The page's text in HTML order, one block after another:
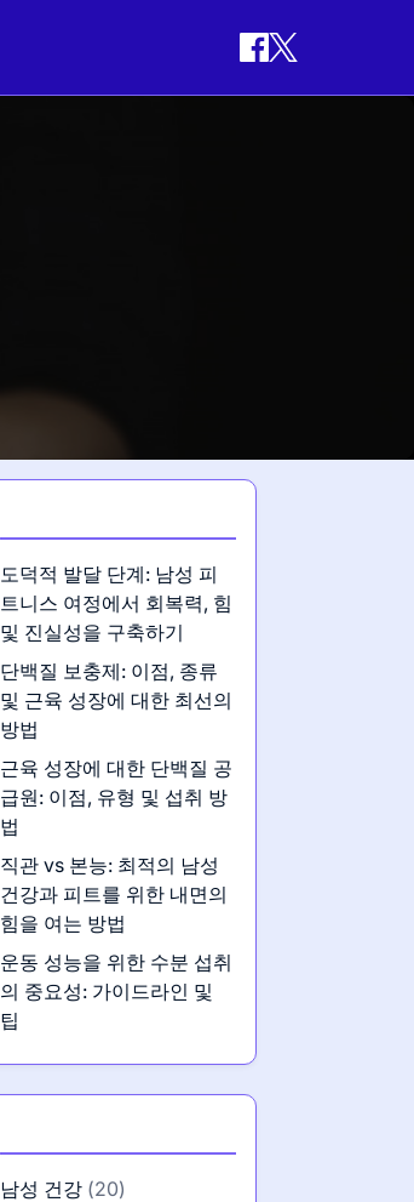
도덕적 발달 단계: 남성 피
트니스 여정에서 회복력, 힘
및 진실성을 구축하기
단백질 보충제: 이점, 종류
및 근육 성장에 대한 최선의
방법
근육 성장에 대한 단백질 공
급원: 이점, 유형 및 섭취 방
법
직관 vs 본능: 최적의 남성
건강과 피트를 위한 내면의
힘을 여는 방법
운동 성능을 위한 수분 섭취
의 중요성: 가이드라인 및
팁
남성 건강 (20)